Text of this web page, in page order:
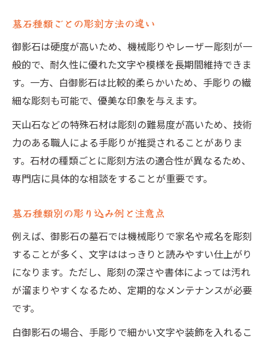
墓石種類と彫刻後のアフターケア
墓石種類ごとの水かけタブーの理由
墓石種類ごとの彫刻方法の違い
御影石は硬度が高いため、機械彫りやレーザー彫刻が一
般的で、耐久性に優れた文字や模様を長期間維持できま
す。一方、白御影石は比較的柔らかいため、手彫りの繊
細な彫刻も可能で、優美な印象を与えます。
天山石などの特殊石材は彫刻の難易度が高いため、技術
力のある職人による手彫りが推奨されることがありま
す。石材の種類ごとに彫刻方法の適合性が異なるため、
専門店に具体的な相談をすることが重要です。
墓石種類別の彫り込み例と注意点
例えば、御影石の墓石では機械彫りで家名や戒名を彫刻
することが多く、文字ははっきりと読みやすい仕上がり
になります。ただし、彫刻の深さや書体によっては汚れ
が溜まりやすくなるため、定期的なメンテナンスが必要
です。
白御影石の場合、手彫りで細かい文字や装飾を入れるこ